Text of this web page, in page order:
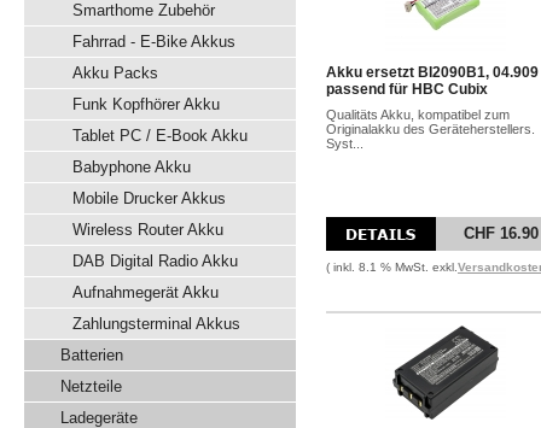
Smarthome Zubehör
Fahrrad - E-Bike Akkus
Akku Packs
Funk Kopfhörer Akku
Tablet PC / E-Book Akku
Babyphone Akku
Mobile Drucker Akkus
Wireless Router Akku
DAB Digital Radio Akku
Aufnahmegerät Akku
Zahlungsterminal Akkus
Batterien
Netzteile
Ladegeräte
Akku ersetzt BI2090B1, 04.909
passend für HBC Cubix
Qualitäts Akku, kompatibel zum
Originalakku des Geräteherstellers.
Syst...
CHF 16.90
( inkl. 8.1 % MwSt. exkl.